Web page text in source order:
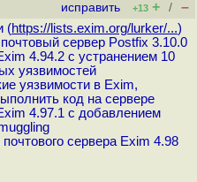
исправить +13 + / –
(https://lists.exim.org/lurker/...)
сервер Postfix 3.10.0
4.94.2 с устранением 10
уязвимостей
уязвимости в Exim,
код на сервере
4.97.1 с добавлением
сервера Exim 4.98